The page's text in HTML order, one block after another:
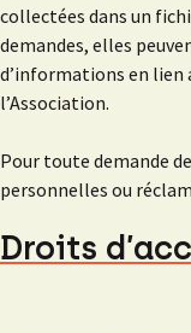
collectées dans un
demandes, elles
d’informations en lien
l’Association.
Pour toute demande
personnelles ou
Droits